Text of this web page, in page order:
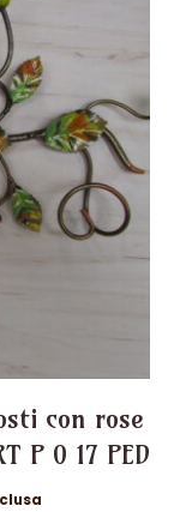
con rose
P 0 17 PED